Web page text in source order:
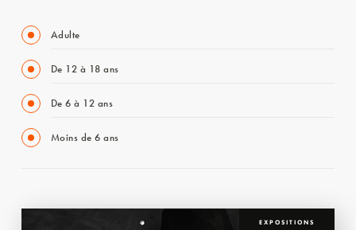
Adulte
De 12 à 18 ans
De 6 à 12 ans
Moins de 6 ans
EXPOSITIONS